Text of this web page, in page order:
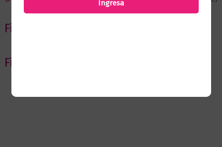
Filtrar por Autor
Filtrar por editorial
Ingresa